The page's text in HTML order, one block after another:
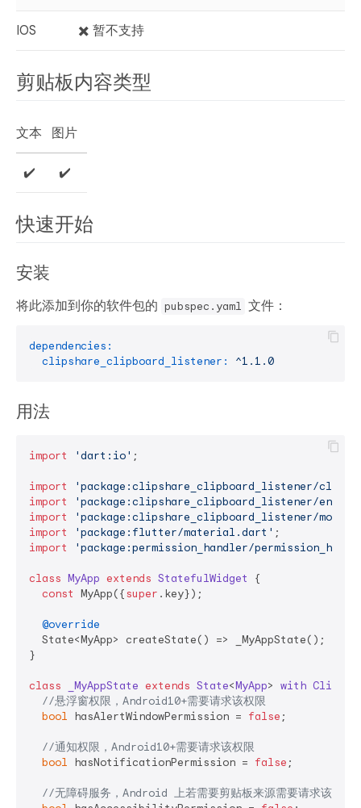
IOS ✖️ 暂不支持
剪贴板内容类型
文本 图片
✔️ ✔️
快速开始
安装
将此添加到你的软件包的 pubspec.yaml 文件：
dependencies:
clipshare_clipboard_listener:
^1.1.0
用法
import 'dart:io' ;
import
'package:clipshare_clipboard_listener/
import
'package:clipshare_clipboard_listener/
import
'package:clipshare_clipboard_listener/
import
'package:flutter/material.dart'
import
'package:permission_handler/
class MyApp extends StatefulWidget
{
const MyApp({super .key});
@override
  State<MyApp> createState() => _MyAppState();
}
class _MyAppState extends State<MyApp> with
//悬浮窗权限，Android10+需要请求该权限
bool hasAlertWindowPermission = false ;
//通知权限，Android10+需要请求该权限
bool hasNotificationPermission = false ;
//无障碍服务，Android 上若需要剪贴板来源需要请求该权限